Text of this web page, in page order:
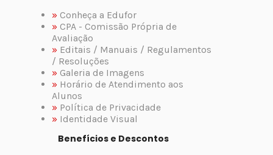
» Conheça a Edufor
» CPA - Comissão Própria de
Avaliação
» Editais / Manuais / Regulamentos
/ Resoluções
» Galeria de Imagens
» Horário de Atendimento aos
Alunos
» Política de Privacidade
» Identidade Visual
Benefícios e Descontos